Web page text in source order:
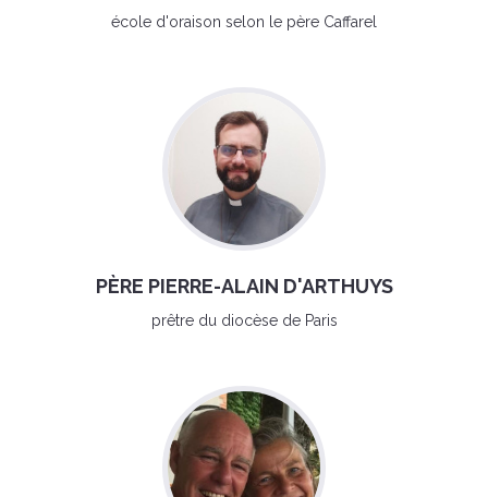
école d'oraison selon le père Caffarel
PÈRE PIERRE-ALAIN D'ARTHUYS
prêtre du diocèse de Paris